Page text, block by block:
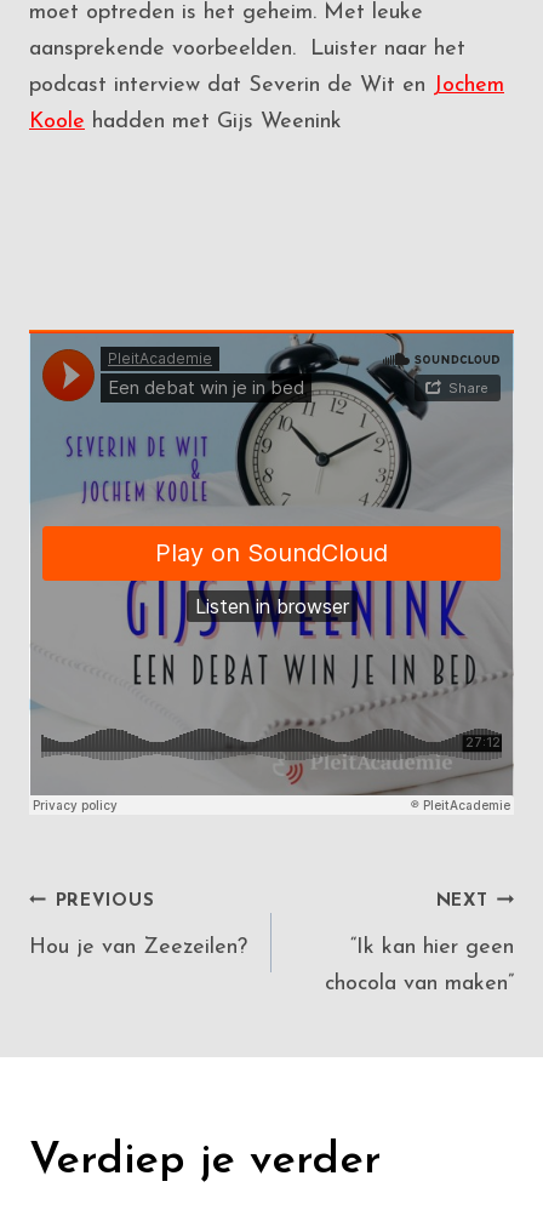
moet optreden is het geheim. Met leuke
aansprekende voorbeelden. Luister naar het
podcast interview dat Severin de Wit en Jochem
Koole hadden met Gijs Weenink
Post
navigation
PREVIOUS
Hou je van Zeezeilen?
NEXT
“Ik kan hier geen
chocola van maken”
Verdiep je verder